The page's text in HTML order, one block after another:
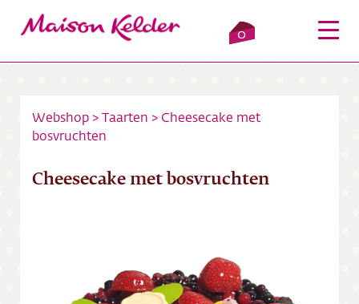
0
Webshop >Taarten > Cheesecake met
bosvruchten
Cheesecake met bosvruchten